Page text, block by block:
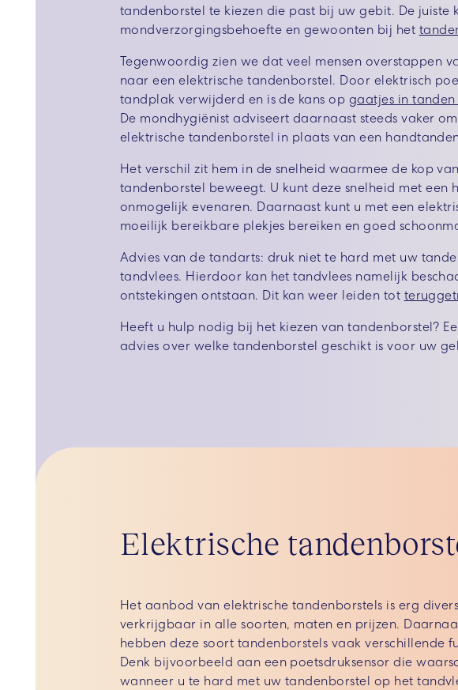
tandenborstel te kiezen die past bij uw gebit. De juiste
mondverzorgingsbehoefte en gewoonten bij het
Tegenwoordig zien we dat veel mensen overstappen
naar een elektrische tandenborstel. Door elektrisch
tandplak verwijderd en is de kans op gaatjes in tanden
De mondhygiënist adviseert daarnaast steeds vaker
elektrische tandenborstel in plaats van een
Het verschil zit hem in de snelheid waarmee de kop
tandenborstel beweegt. U kunt deze snelheid met een
onmogelijk evenaren. Daarnaast kunt u met een
moeilijk bereikbare plekjes bereiken en goed
Advies van de tandarts: druk niet te hard met uw
tandvlees. Hierdoor kan het tandvlees namelijk
ontstekingen ontstaan. Dit kan weer leiden tot
Heeft u hulp nodig bij het kiezen van tandenborstel?
advies over welke tandenborstel geschikt is voor uw
Elektrische
Het aanbod van elektrische tandenborstels is erg
verkrijgbaar in alle soorten, maten en prijzen.
hebben deze soort tandenborstels vaak verschillende
Denk bijvoorbeeld aan een poetsdruksensor die
wanneer u te hard met uw tandenborstel op het